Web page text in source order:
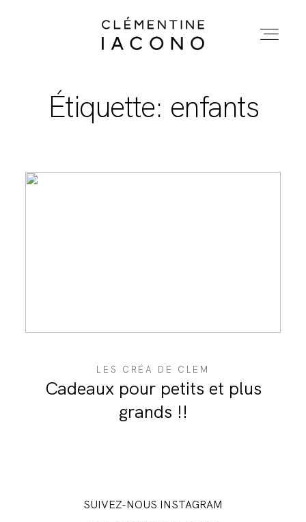
ACCUEIL
Étiquette: enfants
LES CRÉA DE CLEM
Cadeaux pour petits et plus
grands !!
SUIVEZ-NOUS INSTAGRAM